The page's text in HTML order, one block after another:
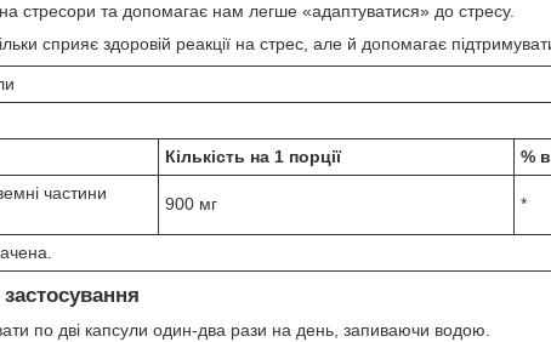
на стресори та допомагає нам легше «адаптуватися» до стресу.
сприяє здоровій реакції на стрес, але й допомагає
Кількість на 1 порції
%
частини
900 мг *
по дві капсули один-два рази на день, запиваючи водою.